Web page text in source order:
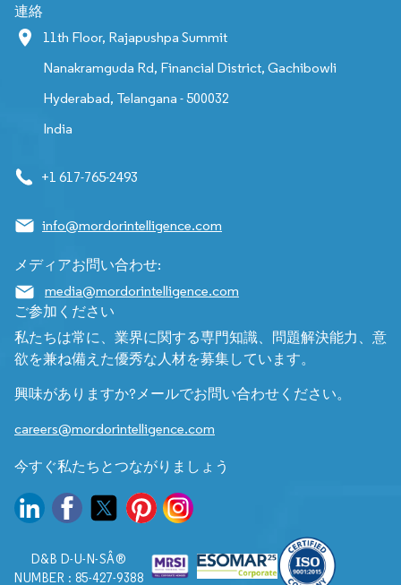
連絡
11th Floor, Rajapushpa Summit
Nanakramguda Rd, Financial District, Gachibowli
Hyderabad, Telangana - 500032
India
+1 617-765-2493
info@mordorintelligence.com
メディアお問い合わせ:
media@mordorintelligence.com
ご参加ください
私たちは常に、業界に関する専門知識、問題解決能力、意
欲を兼ね備えた優秀な人材を募集しています。
興味がありますか?メールでお問い合わせください。
careers@mordorintelligence.com
今すぐ私たちとつながりましょう
D&B D-U-N-SÂ®
NUMBER : 85-427-9388